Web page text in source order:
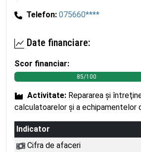
Telefon: 075660****
Date financiare:
Scor financiar:
85/100
Activitate: Repararea şi
calculatoarelor şi a echipamentelor
Indicator
Cifra de afaceri